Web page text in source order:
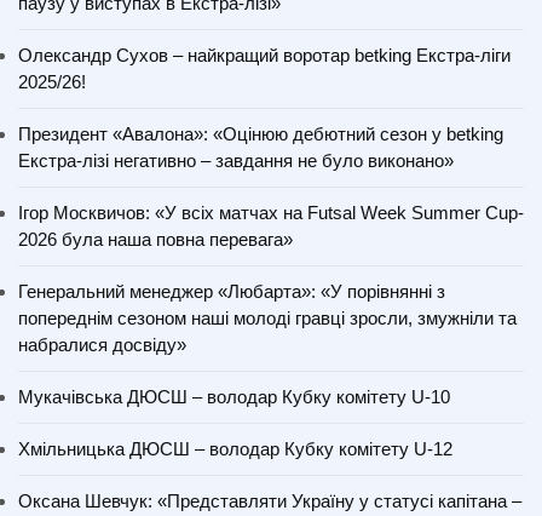
Олександр Сухов – найкращий воротар betking Екстра-ліги
2025/26!
Президент «Авалона»: «Оцінюю дебютний сезон у betking
Екстра-лізі негативно – завдання не було виконано»
Ігор Москвичов: «У всіх матчах на Futsal Week Summer Cup-
2026 була наша повна перевага»
Генеральний менеджер «Любарта»: «У порівнянні з
попереднім сезоном наші молоді гравці зросли, змужніли та
набралися досвіду»
Мукачівська ДЮСШ – володар Кубку комітету U-10
Хмільницька ДЮСШ – володар Кубку комітету U-12
Оксана Шевчук: «Представляти Україну у статусі капітана –